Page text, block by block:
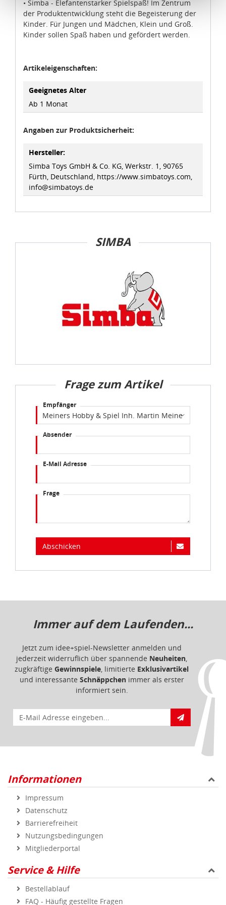
Schutzniveau für personenbezogene Daten bietet. Durch
die Verwendung von Standarddatenschutzklauseln in
Verbindung mit zusätzlichen Maßnahmen zur Sicherung
eines angemessenen Schutzniveaus, garantieren wir,
Verarbeitung von Daten in den USA eingehalten werden.
Sie können die Cookie-Einwilligung jederzeit links unten
auf Ihrem Bildschirm anpassen und damit widerrufen.
idee+spiel Betriebs-GmbH
• Simba - Elefantenstarker Spielspaß! Im Zentrum
der Produktentwicklung steht die Begeisterung der
Kinder. Für Jungen und Mädchen, Klein und Groß.
Kinder sollen Spaß haben und gefördert werden.
Artikeleigenschaften:
Geeignetes Alter
Ab 1 Monat
Angaben zur Produktsicherheit:
Hersteller:
Simba Toys GmbH & Co. KG, Werkstr. 1, 90765
Fürth, Deutschland, https://www.simbatoys.com,
info@simbatoys.de
SIMBA
Frage zum Artikel
Empfänger
Absender
E-Mail Adresse
Frage
Abschicken
Immer auf dem Laufenden...
Jetzt zum idee+spiel-Newsletter anmelden und
jederzeit widerruflich über spannende Neuheiten,
zugkräftige Gewinnspiele, limitierte Exklusivartikel
und interessante Schnäppchenimmer als erster
informiert sein.
E-Mail für Newsletteranmeldung
Informationen
Impressum
Datenschutz
Barrierefreiheit
Nutzungsbedingungen
Mitgliederportal
Service & Hilfe
Bestellablauf
FAQ - Häufig gestellte Fragen